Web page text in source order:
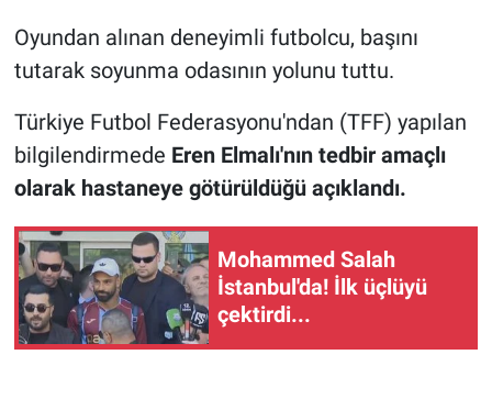
Oyundan alınan deneyimli futbolcu, başını
tutarak soyunma odasının yolunu tuttu.
Türkiye Futbol Federasyonu'ndan (TFF) yapılan
bilgilendirmede Eren Elmalı'nın tedbir amaçlı
olarak hastaneye götürüldüğü açıklandı.
Mohammed Salah
İstanbul'da! İlk üçlüyü
çektirdi...